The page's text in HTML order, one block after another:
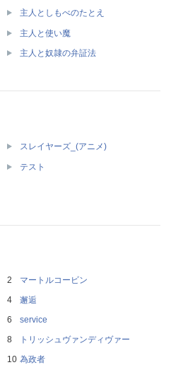
主人としもべのたとえ
主人と使い魔
主人と奴隷の弁証法
スレイヤーズ_(アニメ)
テスト
マートルコービン
邂逅
service
トリッシュヴァンディヴァー
為政者